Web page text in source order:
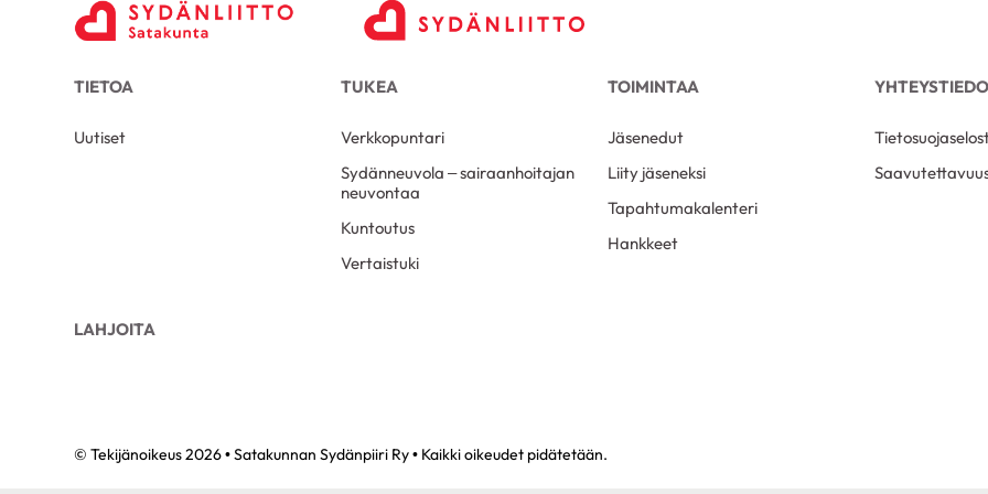
TIETOA
Uutiset
TUKEA
Verkkopuntari
Sydänneuvola – sairaanhoitajan
neuvontaa
Kuntoutus
Vertaistuki
TOIMINTAA
Jäsenedut
Liity jäseneksi
Tapahtumakalenteri
Hankkeet
LAHJOITA
© Tekijänoikeus 2026 • Satakunnan Sydänpiiri Ry • Kaikki oikeudet pidätetään.